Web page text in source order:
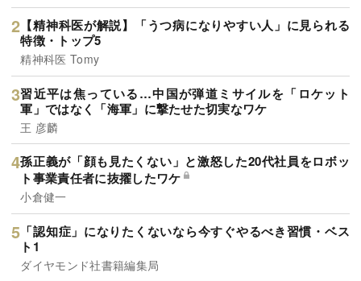
【精神科医が解説】「うつ病になりやすい人」に見られる
特徴・トップ5
精神科医 Tomy
習近平は焦っている…中国が弾道ミサイルを「ロケット
軍」ではなく「海軍」に撃たせた切実なワケ
王 彦麟
孫正義が「顔も見たくない」と激怒した20代社員をロボッ
ト事業責任者に抜擢したワケ
小倉健一
「認知症」になりたくないなら今すぐやるべき習慣・ベス
ト1
ダイヤモンド社書籍編集局